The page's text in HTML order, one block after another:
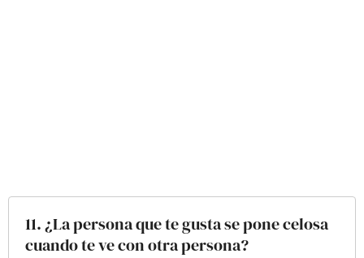
11. ¿La persona que te gusta se pone celosa
cuando te ve con otra persona?